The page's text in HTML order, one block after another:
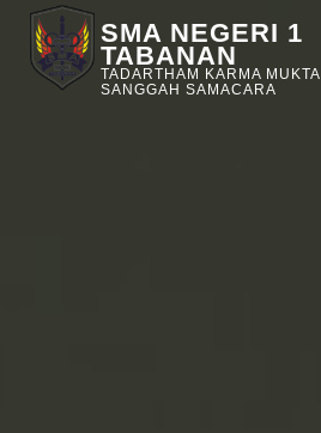
SMA NEGERI 1
TABANAN
TADARTHAM KARMA MUKTA
SANGGAH SAMACARA